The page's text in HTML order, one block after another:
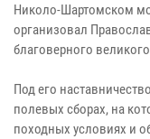
Николо-Шартомском
организовал
благоверного
Под его
полевых сборах, на
походных условиях и